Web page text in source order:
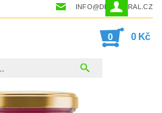
INFO@DRNATURAL.CZ
0 0 Kč